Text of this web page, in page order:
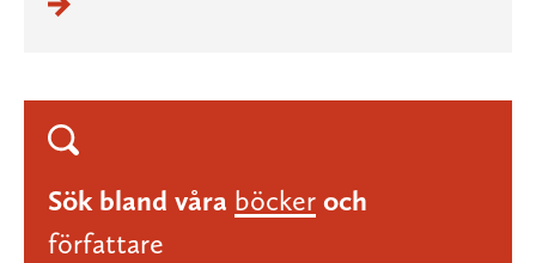
Sök bland våra böcker och
författare